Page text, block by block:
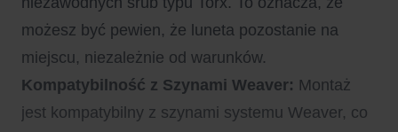
możesz być pewien, że luneta pozostanie na
miejscu, niezależnie od warunków.
Kompatybilność z Szynami Weaver: Montaż
jest kompatybilny z szynami systemu Weaver, co